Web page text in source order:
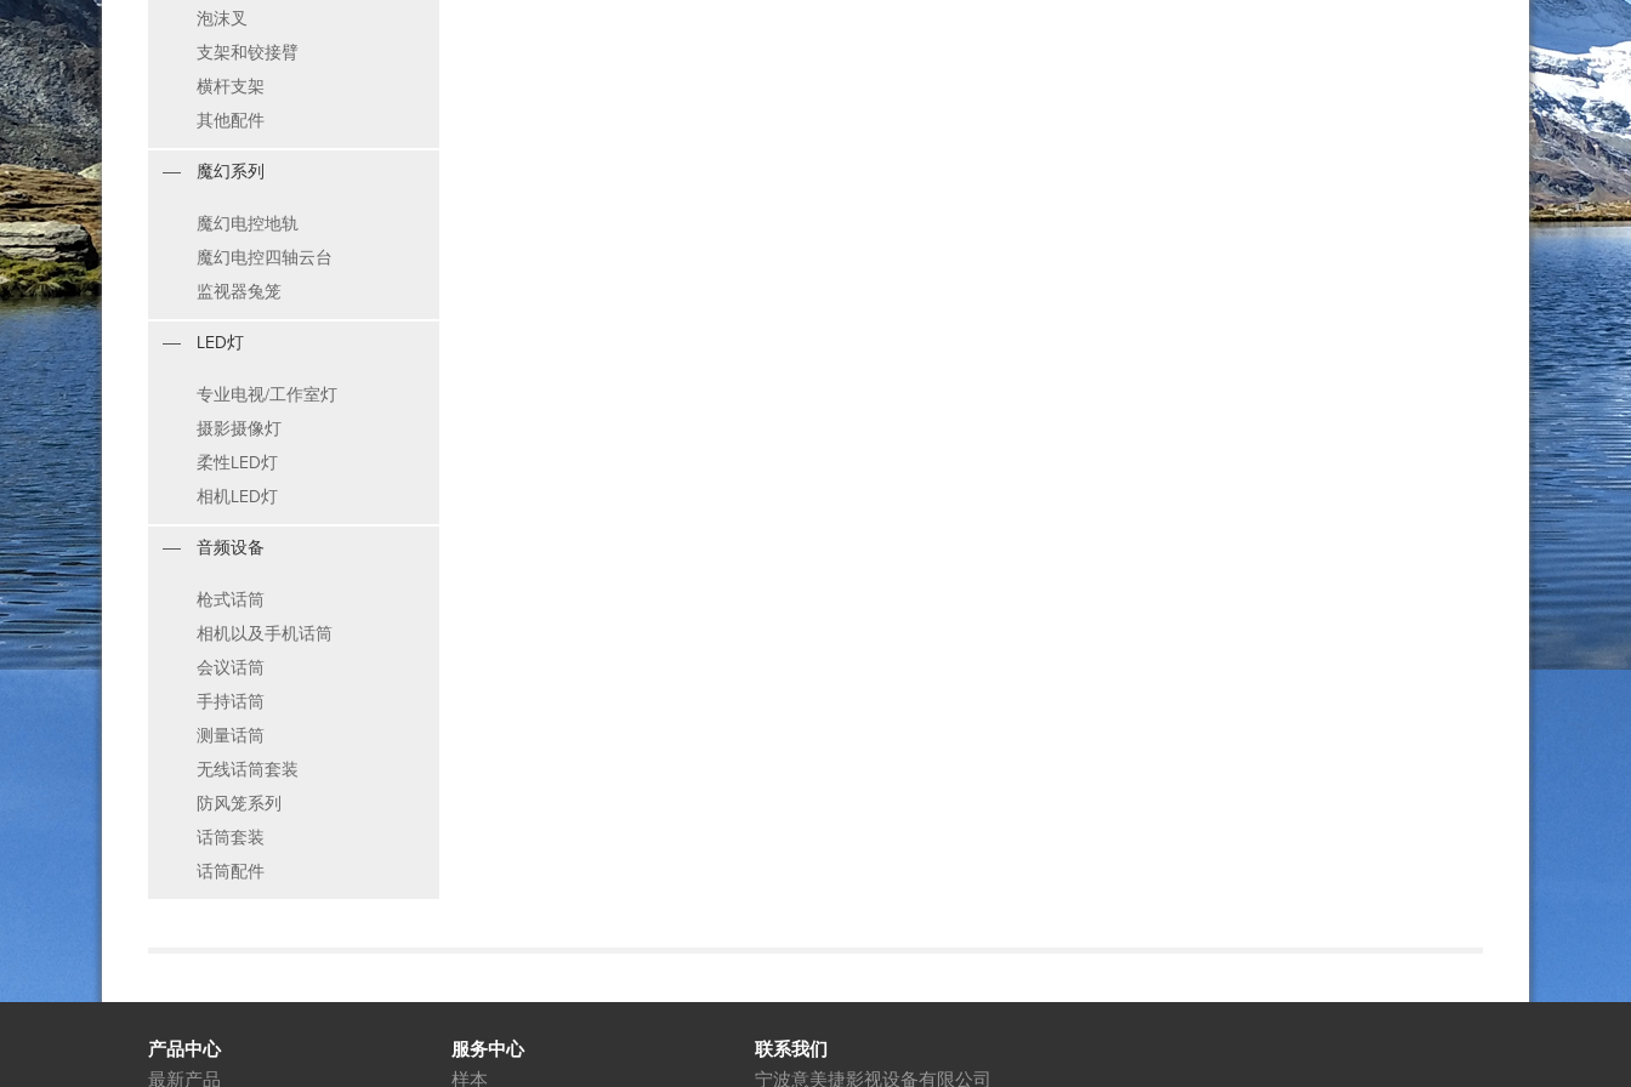
泡沫叉
支架和铰接臂
横杆支架
其他配件
魔幻系列
魔幻电控地轨
魔幻电控四轴云台
监视器兔笼
LED灯
专业电视/工作室灯
摄影摄像灯
柔性LED灯
相机LED灯
音频设备
枪式话筒
相机以及手机话筒
会议话筒
手持话筒
测量话筒
无线话筒套装
防风笼系列
话筒套装
话筒配件
产品中心
最新产品
服务中心
样本
联系我们
宁波意美捷影视设备有限公司